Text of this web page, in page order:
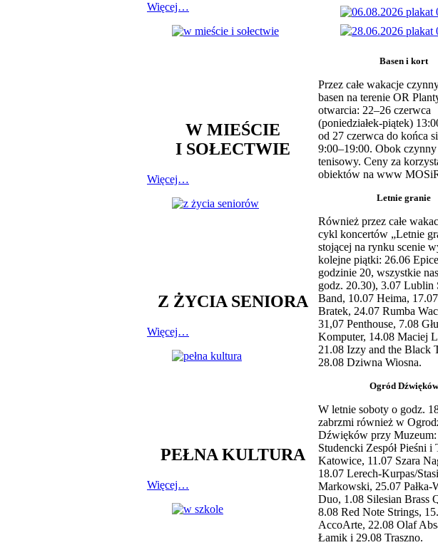
Więcej…
W MIEŚCIE
I SOŁECTWIE
Więcej…
Z ŻYCIA SENIORA
Więcej…
PEŁNA KULTURA
Więcej…
Basen i kort
Przez całe wakacje
basen na terenie OR
otwarcia: 22–26 czerwca
(poniedziałek-piątek)
od 27 czerwca do końca
9:00–19:00. Obok
tenisowy. Ceny za
obiektów na www
Letnie granie
Również przez całe
cykl koncertów „Letnie
stojącej na rynku scenie
kolejne piątki: 26.06
godzinie 20, wszystkie
godz. 20.30), 3.07 Lublin
Band, 10.07 Heima,
Bratek, 24.07 Rumba
31,07 Penthouse, 7.08
Komputer, 14.08 Maciej
21.08 Izzy and the Black
28.08 Dziwna Wiosna.
Ogród Dźwięków
W letnie soboty o godz.
zabrzmi również w
Dźwięków przy
Studencki Zespół Pieśni i
Katowice, 11.07 Szara
18.07 Lerech-Kurpas/
Markowski, 25.07 Pałka-
Duo, 1.08 Silesian Brass
8.08 Red Note Strings,
AccoArte, 22.08 Olaf
Łamik i 29.08 Traszno.